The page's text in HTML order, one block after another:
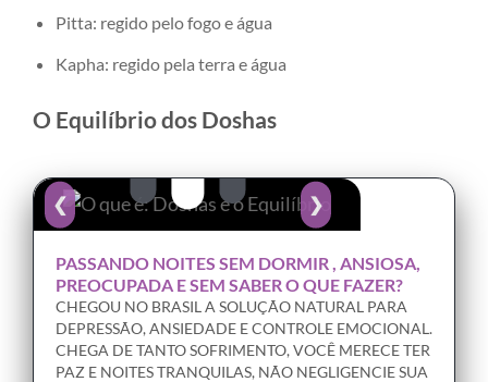
Pitta: regido pelo fogo e água
Kapha: regido pela terra e água
O Equilíbrio dos Doshas
❮ ❯
PASSANDO NOITES SEM DORMIR , ANSIOSA,
PREOCUPADA E SEM SABER O QUE FAZER?
CHEGOU NO BRASIL A SOLUÇÃO NATURAL PARA
DEPRESSÃO, ANSIEDADE E CONTROLE EMOCIONAL.
CHEGA DE TANTO SOFRIMENTO, VOCÊ MERECE TER
PAZ E NOITES TRANQUILAS, NÃO NEGLIGENCIE SUA